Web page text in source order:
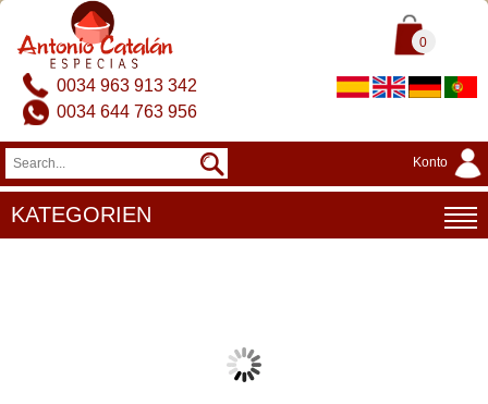
0
0034 963 913 342
0034 644 763 956
Konto
KATEGORIEN